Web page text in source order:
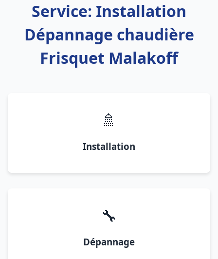
Service: Installation
Dépannage chaudière
Frisquet Malakoff
🚿
Installation
🔧
Dépannage